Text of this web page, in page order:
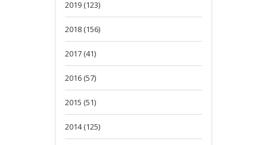
2019 (123)
2018 (156)
2017 (41)
2016 (57)
2015 (51)
2014 (125)